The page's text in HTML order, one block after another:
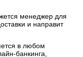
менеджер для
и направит
в любом
банкинга,